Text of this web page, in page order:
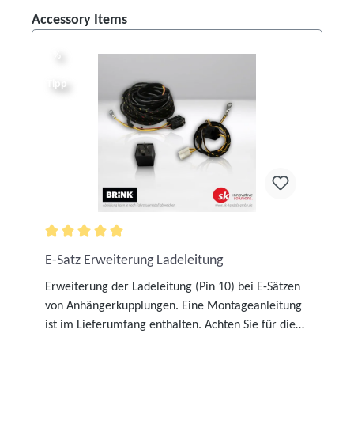
Produktgalerie überspringen
Accessory Items
Tipp
Durchschnittliche Bewertung von 5 von 5 Sternen
E-Satz Erweiterung Ladeleitung
Erweiterung der Ladeleitung (Pin 10) bei E-Sätzen
von Anhängerkupplungen. Eine Montageanleitung
ist im Lieferumfang enthalten. Achten Sie für die